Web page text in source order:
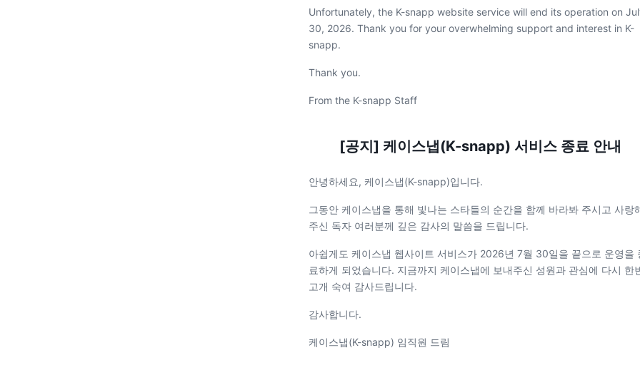
Unfortunately, the K-snapp website service will end its operation on
30, 2026. Thank you for your overwhelming support and interest in K-
snapp.
Thank you.
From the K-snapp Staff
[공지] 케이스냅(K-snapp) 서비스 종료 안내
안녕하세요, 케이스냅(K-snapp)입니다.
그동안 케이스냅을 통해 빛나는 스타들의 순간을 함께 바라봐 주시고 사랑
주신 독자 여러분께 깊은 감사의 말씀을 드립니다.
아쉽게도 케이스냅 웹사이트 서비스가 2026년 7월 30일을 끝으로 운영을
료하게 되었습니다. 지금까지 케이스냅에 보내주신 성원과 관심에 다시 한
고개 숙여 감사드립니다.
감사합니다.
케이스냅(K-snapp) 임직원 드림